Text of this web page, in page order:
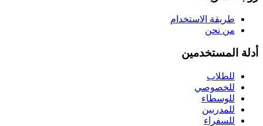
طريقة الاستخدام
من نحن
أدلة المستخدمين
للطلاب
للخصوصي
للوسطاء
للمدربين
للسفراء